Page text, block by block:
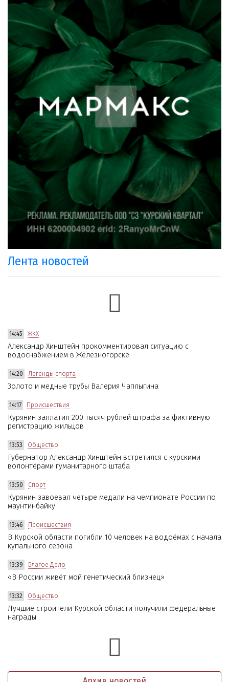
Лента новостей
14:45 ЖКХ
Александр Хинштейн прокомментировал ситуацию с
водоснабжением в Железногорске
14:20 Легенды спорта
Золото и медные трубы Валерия Чаплыгина
14:17 Происшествия
Курянин заплатил 200 тысяч рублей штрафа за фиктивную
регистрацию жильцов
13:53 Общество
Губернатор Александр Хинштейн встретился с курскими
волонтёрами гуманитарного штаба
13:50 Спорт
Курянин завоевал четыре медали на чемпионате России по
маунтинбайку
13:46 Происшествия
В Курской области погибли 10 человек на водоёмах с начала
купального сезона
13:39 Благое Дело
«В России живёт мой генетический близнец»
13:32 Общество
Лучшие строители Курской области получили федеральные
награды